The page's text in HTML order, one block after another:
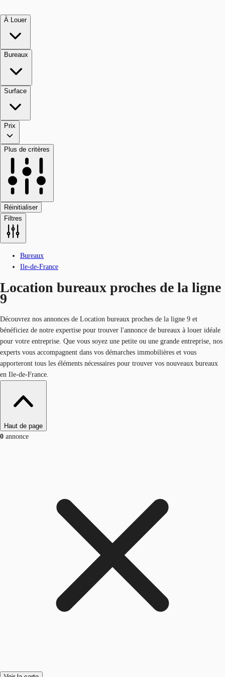
À Louer
Bureaux
Surface
Prix
Plus de critères
Réinitialiser
Filtres
Bureaux
Ile-de-France
Location bureaux proches de la ligne
9
Découvrez nos annonces de Location bureaux proches de la ligne 9 et
bénéficiez de notre expertise pour trouver l'annonce de bureaux à louer idéale
pour votre entreprise. Que vous soyez une petite ou une grande entreprise, nos
experts vous accompagnent dans vos démarches immobilières et vous
apporteront tous les éléments nécessaires pour trouver vos nouveaux bureaux
en Ile-de-France.
Haut de page
0 annonce